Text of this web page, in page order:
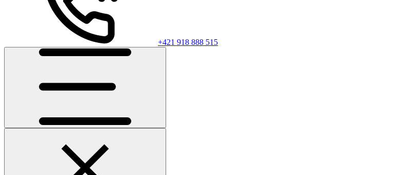
+421 918 888 515